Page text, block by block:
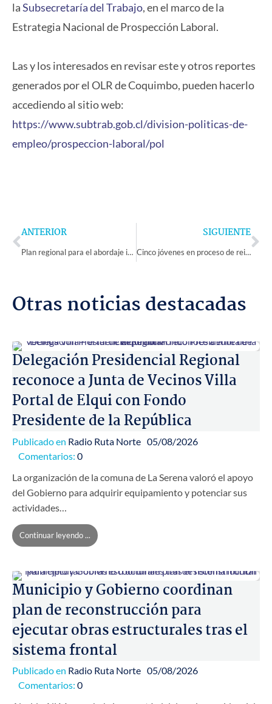
laSubsecretaría del Trabajo, en el marco de la
Estrategia Nacional de Prospección Laboral.
Las y los interesados en revisar este y otros reportes
generados por el OLR de Coquimbo, pueden hacerlo
accediendo al sitio web:
https://www.subtrab.gob.cl/division-politicas-de-
empleo/prospeccion-laboral/pol
Prev
ANTERIOR
Plan regional para el abordaje integral del consumo de alcohol y otras drogas presenta un 44% de implementación
SIGUIENTE
Cinco jóvenes en proceso de reinserción celebran licenciatura en contexto de encierro
Otras noticias destacadas
Delegación Presidencial Regional
reconoce a Junta de Vecinos Villa
Portal de Elqui con Fondo
Presidente de la República
Publicado en Radio Ruta Norte 05/08/2026
Comentarios: 0
La organización de la comuna de La Serena valoró el apoyo
del Gobierno para adquirir equipamiento y potenciar sus
actividades…
Continuar leyendo ...
Municipio y Gobierno coordinan
plan de reconstrucción para
ejecutar obras estructurales tras el
sistema frontal
Publicado en Radio Ruta Norte 05/08/2026
Comentarios: 0